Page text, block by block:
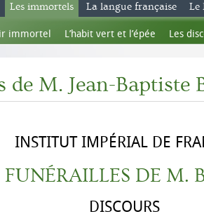
Les immortels
immortel L’habit vert et l’épée Les
La langue française Le
de M. Jean-Baptiste
INSTITUT IMPÉRIAL DE
FUNÉRAILLES DE M.
DISCOURS